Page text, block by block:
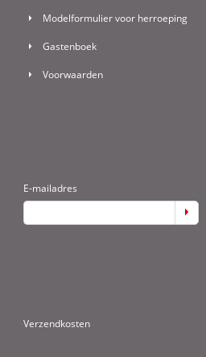
Modelformulier voor herroeping
Gastenboek
Voorwaarden
E-mailadres
Verzendkosten